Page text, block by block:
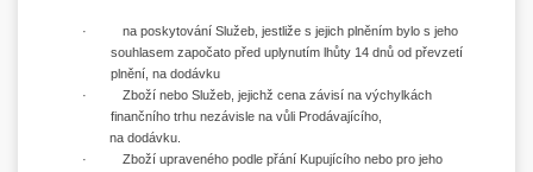
· na poskytování Služeb, jestliže s jejich plněním bylo s jeho
souhlasem započato před uplynutím lhůty 14 dnů od převzetí
plnění, na dodávku
· Zboží nebo Služeb, jejichž cena závisí na výchylkách
finančního trhu nezávisle na vůli Prodávajícího,
na dodávku.
· Zboží upraveného podle přání Kupujícího nebo pro jeho